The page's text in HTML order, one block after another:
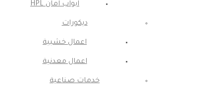
ابواب امان HPL
ديكورات
اعمال خشبية
اعمال معدنية
خدمات صناعية